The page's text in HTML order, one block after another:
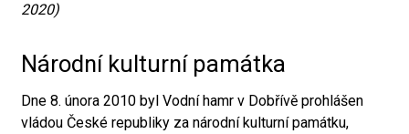
2020)
Národní kulturní památka
Dne 8. února 2010 byl Vodní hamr v Dobřívě prohlášen
vládou České republiky za národní kulturní památku,